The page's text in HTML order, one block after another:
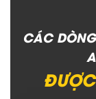
CÁC